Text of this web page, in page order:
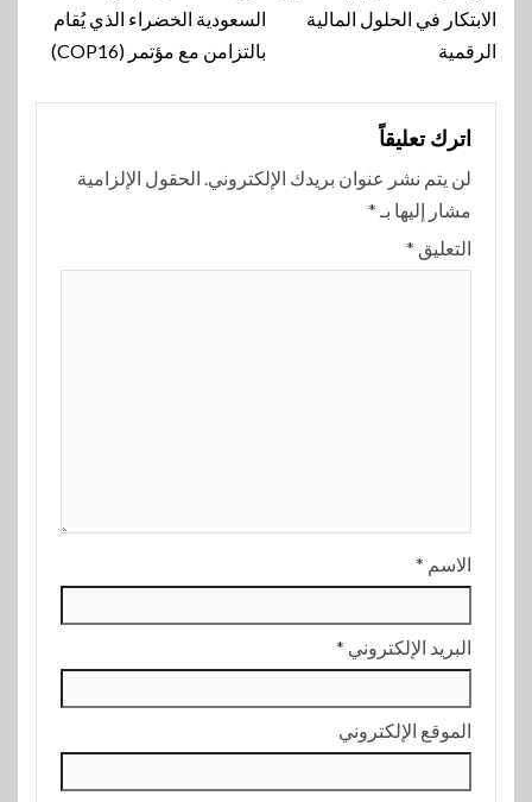
السعودية الخضراء الذي يُقام
بالتزامن مع مؤتمر (COP16)
الابتكار في الحلول المالية
الرقمية
اترك تعليقاً
لن يتم نشر عنوان بريدك الإلكتروني. الحقول الإلزامية
مشار إليها بـ *
التعليق *
الاسم *
البريد الإلكتروني *
الموقع الإلكتروني